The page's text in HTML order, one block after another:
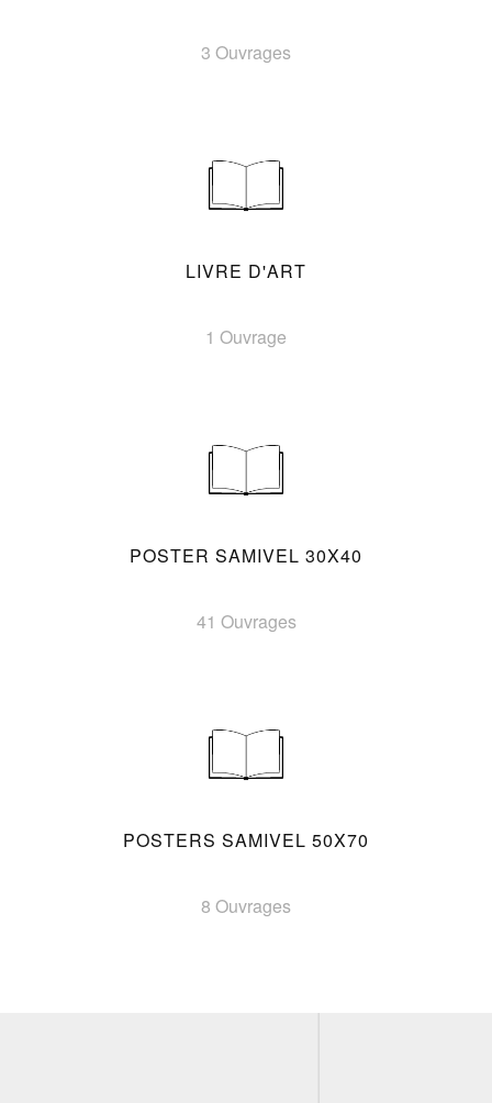
3 Ouvrages
LIVRE D'ART
1 Ouvrage
POSTER SAMIVEL 30X40
41 Ouvrages
POSTERS SAMIVEL 50X70
8 Ouvrages